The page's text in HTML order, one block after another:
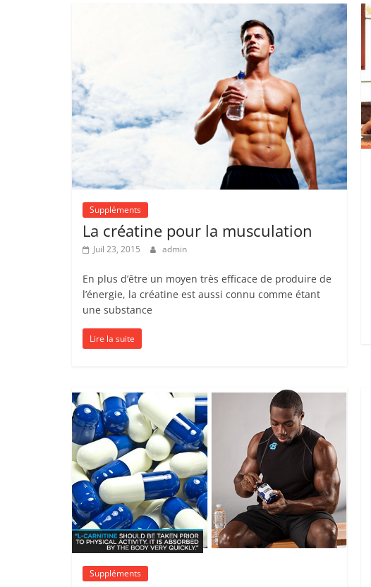
Suppléments
La créatine pour la musculation
Juil 23, 2015 admin
En plus d’être un moyen très efficace de produire de
l’énergie, la créatine est aussi connu comme étant
une substance
Lire la suite
Suppléments